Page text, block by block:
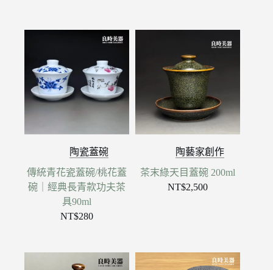
陶瓷蓋碗
傳統青花瓷蓋碗/桃花蓋
碗｜經典長青款功夫茶
具90ml
NT$280
陶藝家創作
茶末綠天目蓋碗 200ml
NT$2,500